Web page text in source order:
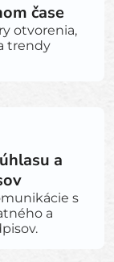
čase
otvorenia,
trendy
a
s
a